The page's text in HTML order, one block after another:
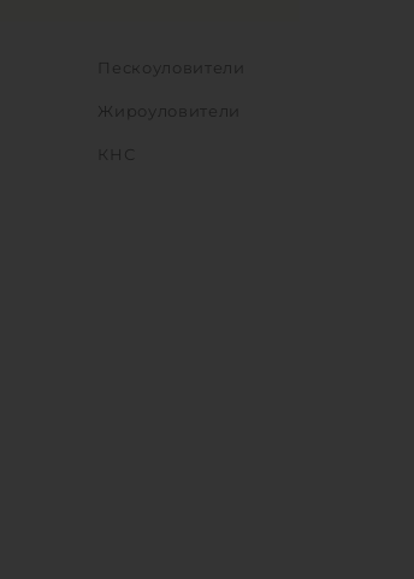
Пескоуловители
Жироуловители
КНС